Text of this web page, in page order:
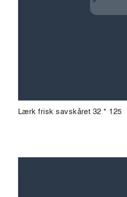
Lærk frisk savskåret 32 * 125